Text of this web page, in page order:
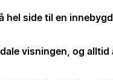
hel side til en
visningen, og